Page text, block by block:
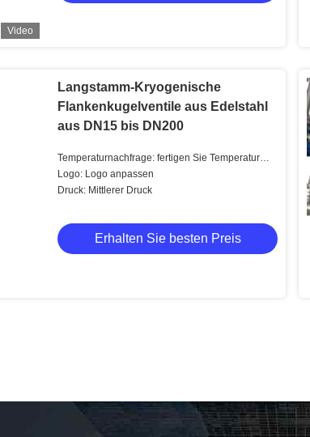
Video
Langstamm-Kryogenische
Flankenkugelventile aus Edelstahl
aus DN15 bis DN200
Temperaturnachfrage: fertigen Sie Temperatur
besonders an
Logo: Logo anpassen
Druck: Mittlerer Druck
Erhalten Sie besten Preis